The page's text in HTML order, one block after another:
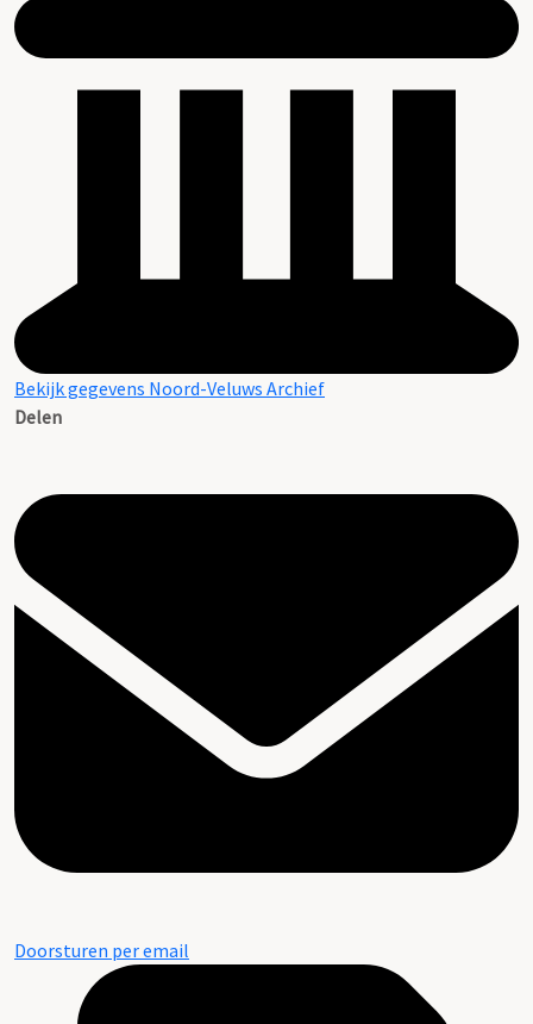
Bekijk gegevens Noord-Veluws Archief
Delen
Doorsturen per email